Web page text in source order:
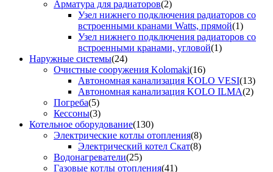
Арматура для радиаторов(2)
Узел нижнего подключения радиаторов со
встроенными кранами Watts, прямой(1)
Узел нижнего подключения радиаторов со
встроенными кранами, угловой(1)
Наружные системы(24)
Очистные сооружения Kolomaki(16)
Автономная канализация KOLO VESI(13)
Автономная канализация KOLO ILMA(2)
Погреба(5)
Кессоны(3)
Котельное оборудование(130)
Электрические котлы отопления(8)
Электрический котел Скат(8)
Водонагреватели(25)
Газовые котлы отопления(41)